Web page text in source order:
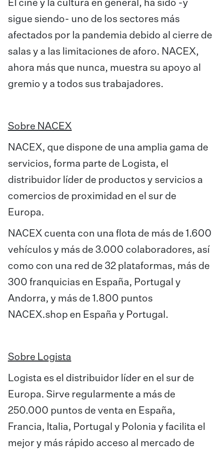
El cine y la cultura en general, ha sido -y
sigue siendo- uno de los sectores más
afectados por la pandemia debido al cierre de
salas y a las limitaciones de aforo. NACEX,
ahora más que nunca, muestra su apoyo al
gremio y a todos sus trabajadores.
Sobre NACEX
NACEX, que dispone de una amplia gama de
servicios, forma parte de Logista, el
distribuidor líder de productos y servicios a
comercios de proximidad en el sur de
Europa.
NACEX cuenta con una flota de más de 1.600
vehículos y más de 3.000 colaboradores, así
como con una red de 32 plataformas, más de
300 franquicias en España, Portugal y
Andorra, y más de 1.800 puntos
NACEX.shop en España y Portugal.
Sobre Logista
Logista es el distribuidor líder en el sur de
Europa. Sirve regularmente a más de
250.000 puntos de venta en España,
Francia, Italia, Portugal y Polonia y facilita el
mejor y más rápido acceso al mercado de